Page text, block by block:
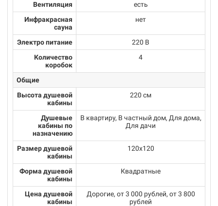
Вентиляция
есть
Инфракрасная
сауна
нет
Электро питание
220 В
Количество
коробок
4
Общие
Высота душевой
кабины
220 см
Душевые
кабины по
назначению
В квартиру, В частный дом, Для дома,
Для дачи
Размер душевой
кабины
120х120
Форма душевой
кабины
Квадратные
Цена душевой
кабины
Дорогие, от 3 000 рублей, от 3 800
рублей